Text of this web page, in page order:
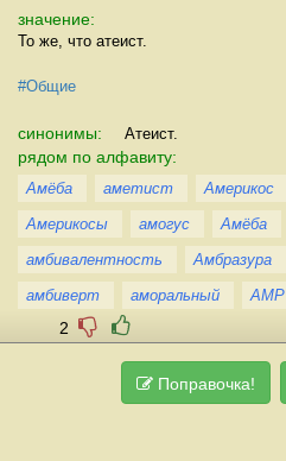
значение:
То же, что атеист.
#Общие
синонимы: Атеист.
рядом по алфавиту:
Амёба аметист Америкос
Америкосы
амогус Амёба
амбивалентность
Амбразура
амбиверт
аморальный АМР
2
Поправочка!